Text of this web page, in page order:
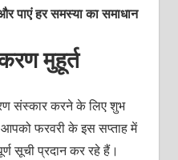
पाएं हर समस्या का समाधान
मुहूर्त
संस्कार करने के लिए शुभ
आपको फरवरी के इस सप्ताह में
सूची प्रदान कर रहे हैं।